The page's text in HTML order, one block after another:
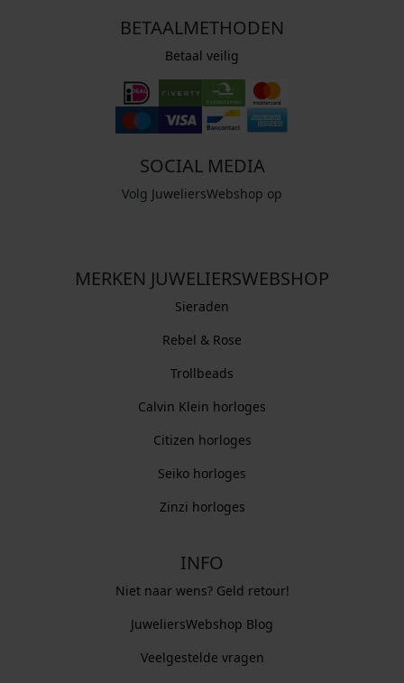
BETAALMETHODEN
Betaal veilig
SOCIAL MEDIA
Volg JuweliersWebshop op
MERKEN JUWELIERSWEBSHOP
Sieraden
Rebel & Rose
Trollbeads
Calvin Klein horloges
Citizen horloges
Seiko horloges
Zinzi horloges
INFO
Niet naar wens? Geld retour!
JuweliersWebshop Blog
Veelgestelde vragen